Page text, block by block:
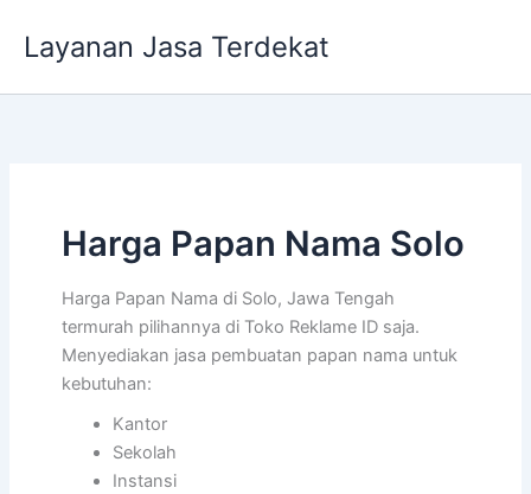
Layanan Jasa Terdekat
Harga Papan Nama Solo
Harga Papan Nama di Solo, Jawa Tengah
termurah pilihannya di Toko Reklame ID saja.
Menyediakan jasa pembuatan papan nama untuk
kebutuhan:
Kantor
Sekolah
Instansi